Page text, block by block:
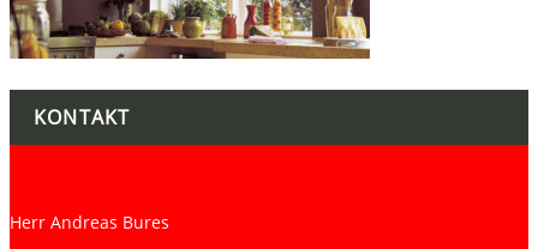
KONTAKT
Herr Andreas Bures